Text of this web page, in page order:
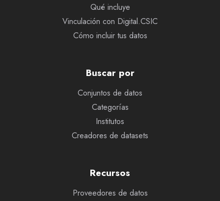
Qué incluye
Vinculación con Digital.CSIC
Cómo incluir tus datos
Buscar por
Conjuntos de datos
Categorías
Institutos
Creadores de datasets
Recursos
Proveedores de datos